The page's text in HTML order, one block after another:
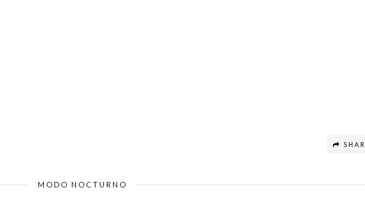
MODO NOCTURNO